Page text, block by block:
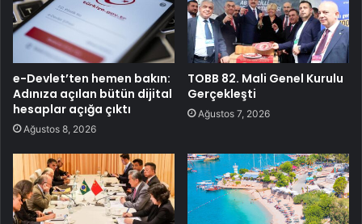
e-Devlet’ten hemen bakın:
Adınıza açılan bütün dijital
hesaplar açığa çıktı
Ağustos 8, 2026
TOBB 82. Mali Genel Kurulu
Gerçekleşti
Ağustos 7, 2026